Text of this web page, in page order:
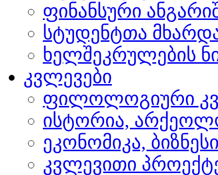
ფინანსური
სტუდენტთა
ხელშეკრულების
კვლევები
ფილოლოგიური
ისტორია,
ეკონომიკა,
კვლევითი